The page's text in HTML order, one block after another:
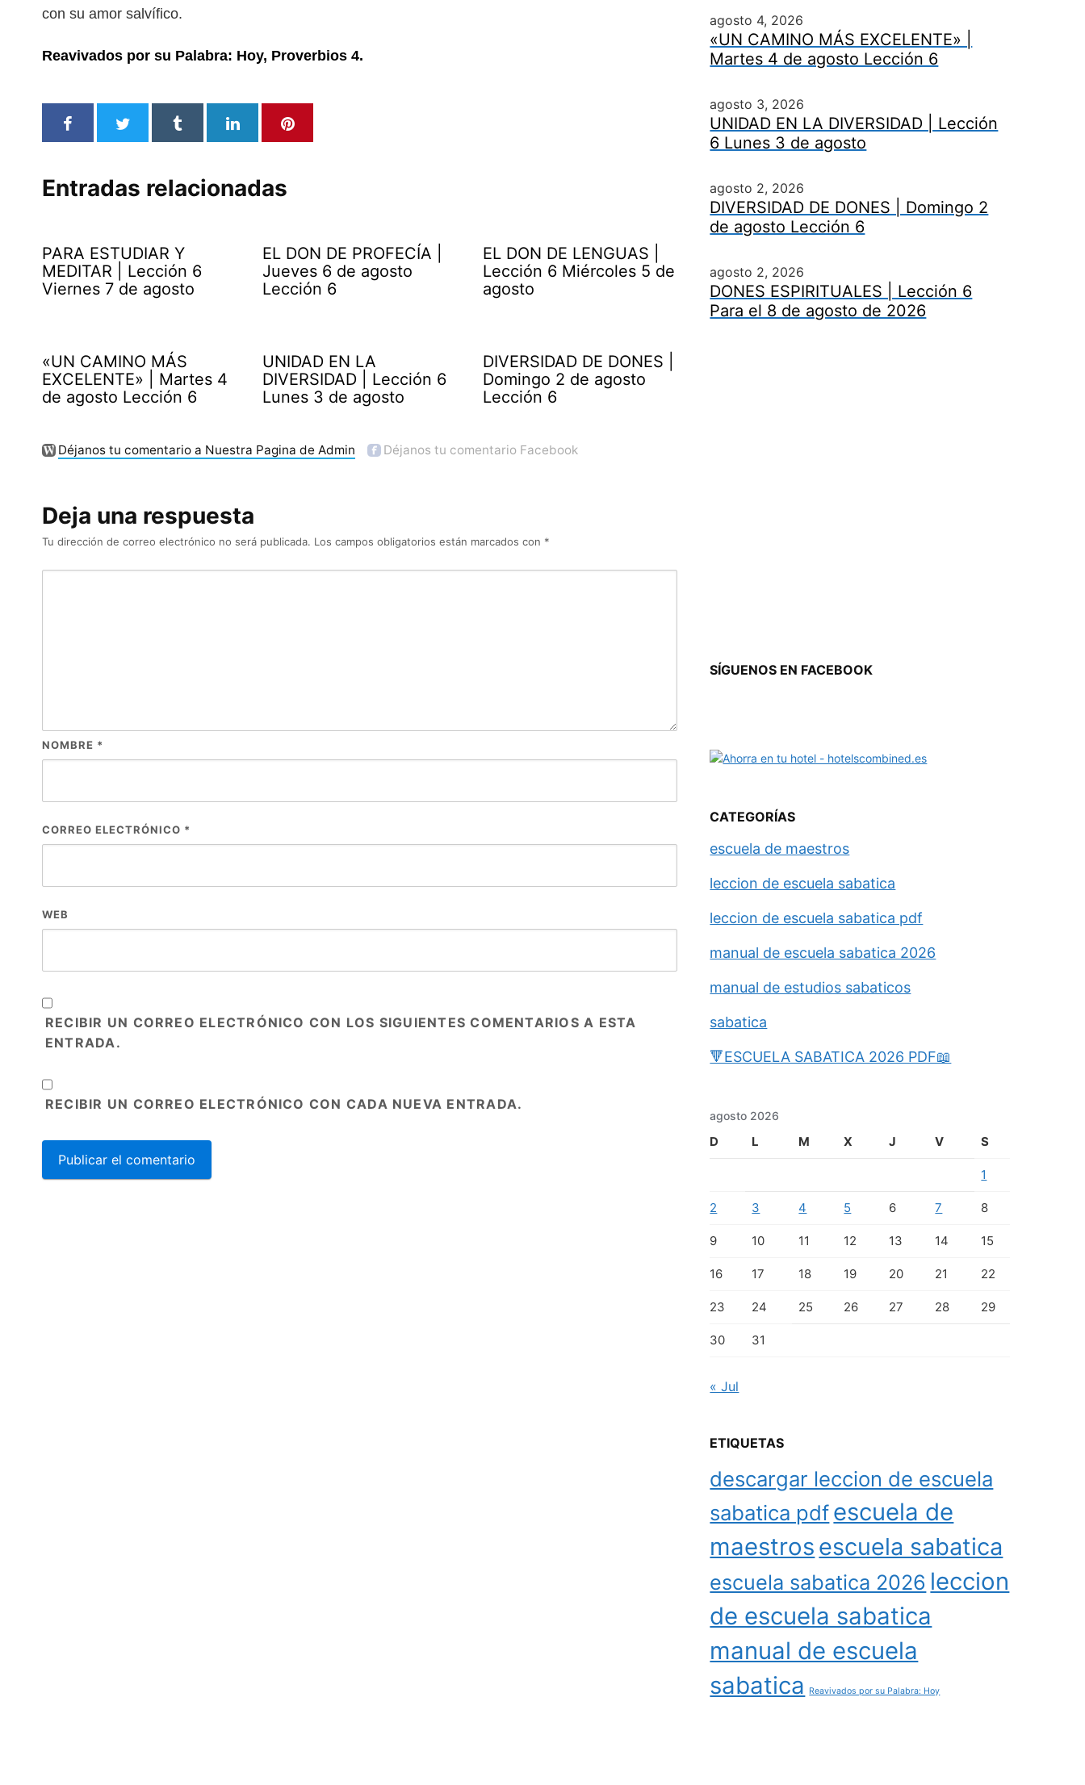
con su amor salvífico.
Reavivados por su Palabra: Hoy, Proverbios 4.
Entradas relacionadas
PARA ESTUDIAR Y
MEDITAR | Lección 6
Viernes 7 de agosto
EL DON DE PROFECÍA |
Jueves 6 de agosto
Lección 6
EL DON DE LENGUAS |
Lección 6 Miércoles 5 de
agosto
«UN CAMINO MÁS
EXCELENTE» | Martes 4
de agosto Lección 6
UNIDAD EN LA
DIVERSIDAD | Lección 6
Lunes 3 de agosto
DIVERSIDAD DE DONES |
Domingo 2 de agosto
Lección 6
Déjanos tu comentario a Nuestra Pagina de Admin Déjanos tu comentario Facebook
Deja una respuesta
Tu dirección de correo electrónico no será publicada. Los campos obligatorios están marcados con *
NOMBRE *
CORREO ELECTRÓNICO *
WEB
RECIBIR UN CORREO ELECTRÓNICO CON LOS SIGUIENTES COMENTARIOS A ESTA
ENTRADA.
RECIBIR UN CORREO ELECTRÓNICO CON CADA NUEVA ENTRADA.
agosto 4, 2026
«UN CAMINO MÁS EXCELENTE» |
Martes 4 de agosto Lección 6
agosto 3, 2026
UNIDAD EN LA DIVERSIDAD | Lección
6 Lunes 3 de agosto
agosto 2, 2026
DIVERSIDAD DE DONES | Domingo 2
de agosto Lección 6
agosto 2, 2026
DONES ESPIRITUALES | Lección 6
Para el 8 de agosto de 2026
SÍGUENOS EN FACEBOOK
CATEGORÍAS
escuela de maestros
leccion de escuela sabatica
leccion de escuela sabatica pdf
manual de escuela sabatica 2026
manual de estudios sabaticos
sabatica
🔻ESCUELA SABATICA 2026 PDF📖
agosto 2026
D L M X J V S
1
2 3 4 5 6 7 8
9 10 11 12 13 14 15
16 17 18 19 20 21 22
23 24 25 26 27 28 29
30 31
« Jul
ETIQUETAS
descargar leccion de escuela
sabatica pdfescuela de
maestros escuela sabatica
escuela sabatica 2026 leccion
de escuela sabatica
manual de escuela
sabatica
Reavivados por su Palabra: Hoy